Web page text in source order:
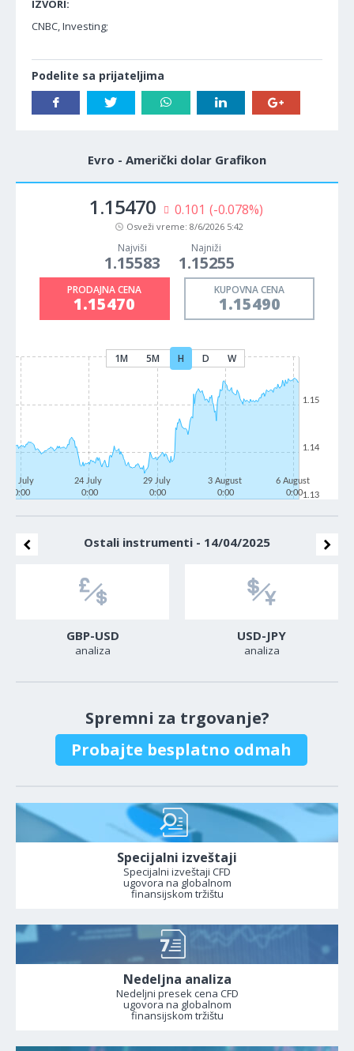
IZVORI:
CNBC, Investing;
Podelite sa prijateljima
Evro - Američki dolar Grafikon
1.15470 0.101 (-0.078%)
Osveži vreme: 8/6/2026 5:42
Najviši
1.15583
Najniži
1.15255
PRODAJNA CENA
1.15470
KUPOVNA CENA
1.15490
1M 5M H D W
21 July
0:00
24 July
0:00
29 July
0:00
3 August
0:00
6 August
0:001.13
1.14
1.15
Ostali instrumenti - 14/04/2025
GBP-USD
analiza
USD-JPY
analiza
Spremni za trgovanje?
Probajte besplatno odmah
Specijalni izveštaji
Specijalni izveštaji CFD
ugovora na globalnom
finansijskom tržištu
Nedeljna analiza
Nedeljni presek cena CFD
ugovora na globalnom
finansijskom tržištu